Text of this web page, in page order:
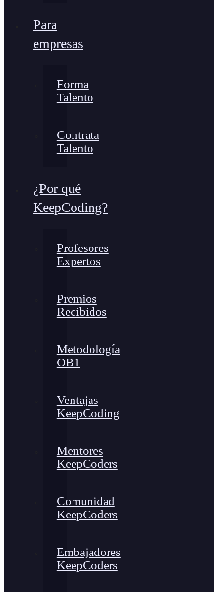
Para
empresas
Forma
Talento
Contrata
Talento
¿Por qué
KeepCoding?
Profesores
Expertos
Premios
Recibidos
Metodología
OB1
Ventajas
KeepCoding
Mentores
KeepCoders
Comunidad
KeepCoders
Embajadores
KeepCoders